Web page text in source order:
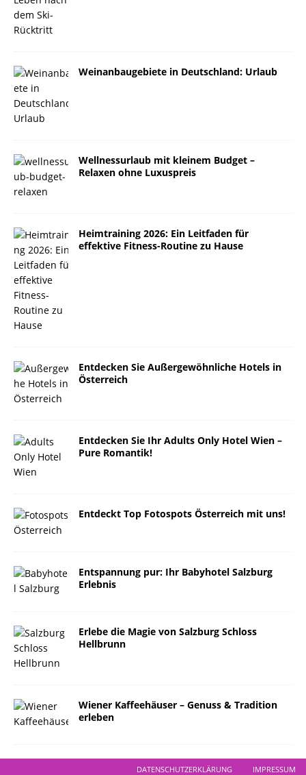
Weinanbaugebiete in Deutschland: Urlaub
Wellnessurlaub mit kleinem Budget –
Relaxen ohne Luxuspreis
Heimtraining 2026: Ein Leitfaden für
effektive Fitness-Routine zu Hause
Entdecken Sie Außergewöhnliche Hotels in
Österreich
Entdecken Sie Ihr Adults Only Hotel Wien –
Pure Romantik!
Entdeckt Top Fotospots Österreich mit uns!
Entspannung pur: Ihr Babyhotel Salzburg
Erlebnis
Erlebe die Magie von Salzburg Schloss
Hellbrunn
Wiener Kaffeehäuser – Genuss & Tradition
erleben
DATENSCHUTZERKLÄRUNG IMPRESSUM